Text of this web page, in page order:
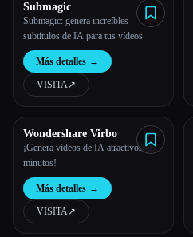
Submagic
Submagic: genera increíbles
subtítulos de IA para tus vídeos
Más detalles →
VISITA↗︎
Wondershare Virbo
¡Genera vídeos de IA atractivos en
minutos!
Más detalles →
VISITA↗︎